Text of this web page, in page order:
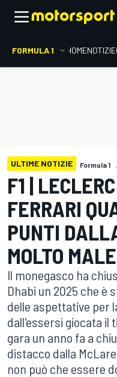
FORMULA 1 HOMENOTIZIE
ULTIME NOTIZIE Formula 1
F1 |
FERRARI
PUNTI
MOLTO
Il monegasco ha
Dhabi un 2025 che è
delle aspettative per
dall'essersi giocata il
gara un anno fa a
distacco dalla
non può che essere